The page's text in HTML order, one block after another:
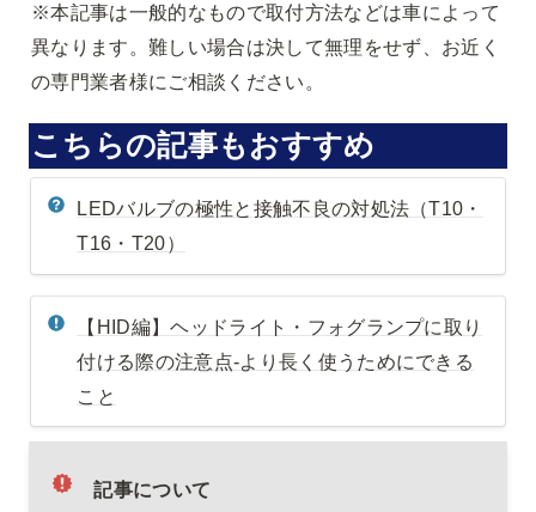
※本記事は一般的なもので取付方法などは車によって
異なります。難しい場合は決して無理をせず、お近く
の専門業者様にご相談ください。
こちらの記事もおすすめ
LEDバルブの極性と接触不良の対処法（T10・
T16・T20）
【HID編】ヘッドライト・フォグランプに取り
付ける際の注意点-より長く使うためにできる
こと
記事について